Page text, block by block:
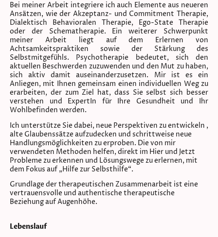
Bei meiner Arbeit integriere ich auch Elemente aus neueren
Ansätzen, wie der Akzeptanz- und Commitment Therapie,
Dialektisch Behavioralen Therapie, Ego-State Therapie
oder der Schematherapie. Ein weiterer Schwerpunkt
meiner Arbeit liegt auf dem Erlernen von
Achtsamkeitspraktiken sowie der Stärkung des
Selbstmitgefühls. Psychotherapie bedeutet, sich den
aktuellen Beschwerden zuzuwenden und den Mut zu haben,
sich aktiv damit auseinanderzusetzen. Mir ist es ein
Anliegen, mit Ihnen gemeinsam einen individuellen Weg zu
erarbeiten, der zum Ziel hat, dass Sie selbst sich besser
verstehen und ExpertIn für Ihre Gesundheit und Ihr
Wohlbefinden werden.
Ich unterstütze Sie dabei, neue Perspektiven zu entwickeln ,
alte Glaubenssätze aufzudecken und schrittweise neue
Handlungsmöglichkeiten zu erproben. Die von mir
verwendeten Methoden helfen, direkt im Hier und Jetzt
Probleme zu erkennen und Lösungswege zu erlernen, mit
dem Fokus auf „Hilfe zur Selbsthilfe“.
Grundlage der therapeutischen Zusammenarbeit ist eine
vertrauensvolle und authentische therapeutische
Beziehung auf Augenhöhe.
Lebenslauf